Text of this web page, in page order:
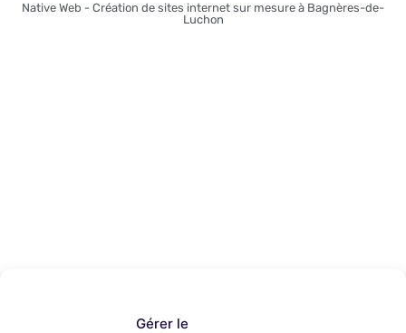
Gérer le
Native Web - Création de sites internet sur mesure à Bagnères-de-
Luchon